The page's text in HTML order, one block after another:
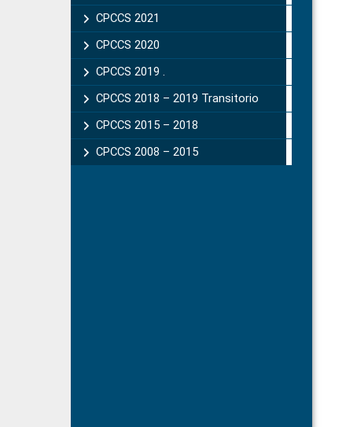
CPCCS 2021
CPCCS 2020
CPCCS 2019 .
CPCCS 2018 – 2019 Transitorio
CPCCS 2015 – 2018
CPCCS 2008 – 2015